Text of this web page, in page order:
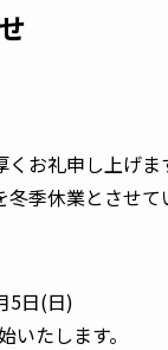
お礼申し上げま
季休業とさせて
日(日)
たします。